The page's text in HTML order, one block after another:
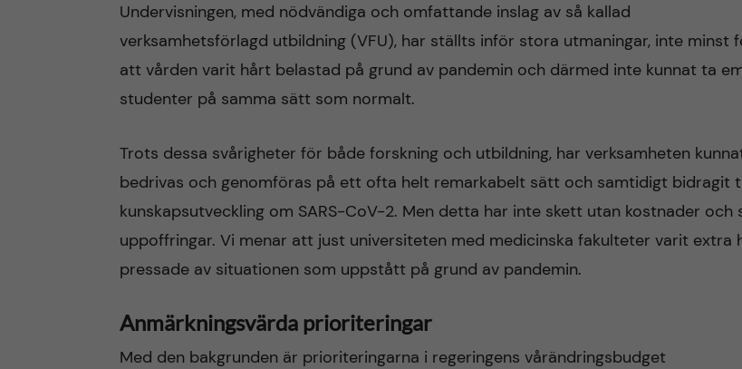
Undervisningen, med nödvändiga och omfattande inslag av så kallad
verksamhetsförlagd utbildning (VFU), har ställts inför stora utmaningar, inte minst
att vården varit hårt belastad på grund av pandemin och därmed inte kunnat ta
studenter på samma sätt som normalt.
Trots dessa svårigheter för både forskning och utbildning, har verksamheten
bedrivas och genomföras på ett ofta helt remarkabelt sätt och samtidigt bidragit
kunskapsutveckling om SARS-CoV-2. Men detta har inte skett utan kostnader och
uppoffringar. Vi menar att just universiteten med medicinska fakulteter varit extra
pressade av situationen som uppstått på grund av pandemin.
Anmärkningsvärda prioriteringar
Med den bakgrunden är prioriteringarna i regeringens vårändringsbudget